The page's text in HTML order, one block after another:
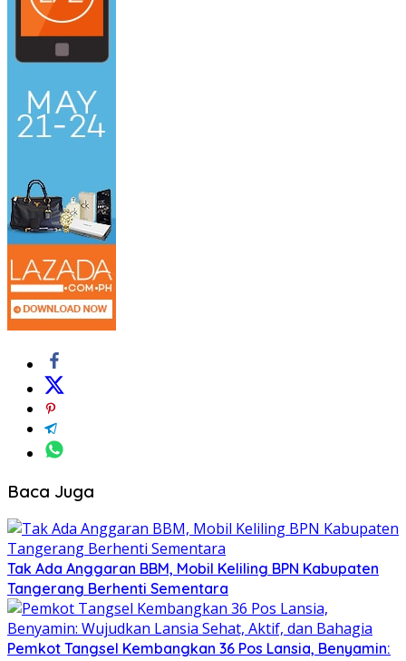
Baca Juga
Tak Ada Anggaran BBM, Mobil Keliling BPN Kabupaten
Tangerang Berhenti Sementara
Pemkot Tangsel Kembangkan 36 Pos Lansia, Benyamin: